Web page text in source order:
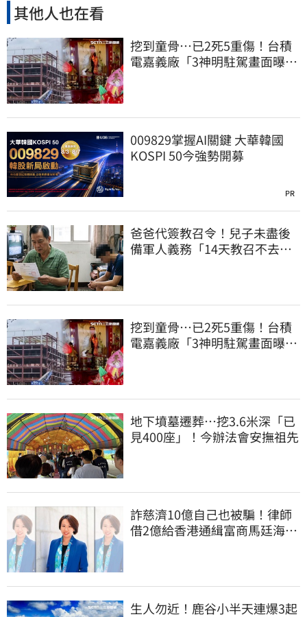
其他人也在看
挖到童骨…已2死5重傷！台積
電嘉義廠「3神明駐駕畫面曝
009829掌握AI關鍵 大華韓國
KOSPI 50今強勢開募
PR
爸爸代簽教召令！兒子未盡後
備軍人義務「14天教召不去」
挖到童骨…已2死5重傷！台積
電嘉義廠「3神明駐駕畫面曝
地下墳墓遷葬…挖3.6米深「已
見400座」！今辦法會安撫祖先
詐慈濟10億自己也被騙！律師
借2億給香港通緝富商馬廷海建
生人勿近！鹿谷小半天連爆3起